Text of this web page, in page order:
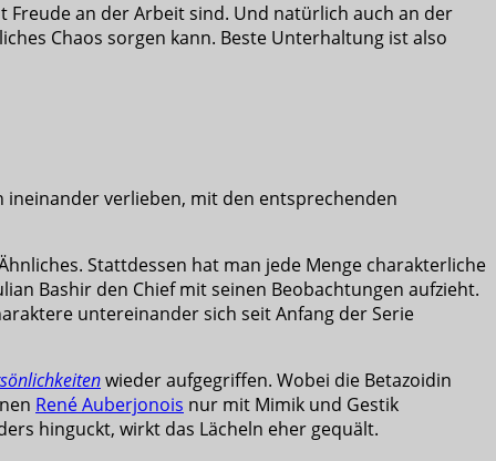
Freude an der Arbeit sind. Und natürlich auch an der
Chaos sorgen kann. Beste Unterhaltung ist also
ineinander verlieben, mit den entsprechenden
Stattdessen hat man jede Menge charakterliche
Bashir den Chief mit seinen Beobachtungen aufzieht.
untereinander sich seit Anfang der Serie
wieder aufgegriffen. Wobei die Betazoidin
René Auberjonois nur mit Mimik und Gestik
hinguckt, wirkt das Lächeln eher gequält.